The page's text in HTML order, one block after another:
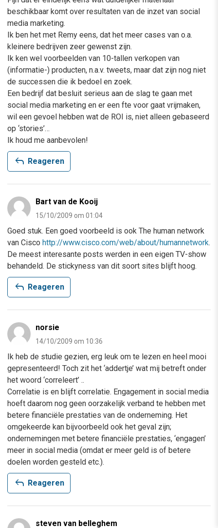
beschikbaar komt over resultaten van de inzet van social
media marketing.
Ik ben het met Remy eens, dat het meer cases van o.a.
kleinere bedrijven zeer gewenst zijn.
Ik ken wel voorbeelden van 10-tallen verkopen van
(informatie-) producten, n.a.v. tweets, maar dat zijn nog niet
de successen die ik bedoel en zoek.
Een bedrijf dat besluit serieus aan de slag te gaan met
social media marketing en er een fte voor gaat vrijmaken,
wil een gevoel hebben wat de ROI is, niet alleen gebaseerd
op ‘stories’…
Ik houd me aanbevolen!
reply Reageren
Bart van de Kooij
15/10/2009 om 01:04
Goed stuk. Een goed voorbeeld is ook The human network
van Cisco http://www.cisco.com/web/about/humannetwork.
De meest interesante posts werden in een eigen TV-show
behandeld. De stickyness van dit soort sites blijft hoog.
reply Reageren
norsie
14/10/2009 om 10:36
Ik heb de studie gezien, erg leuk om te lezen en heel mooi
gepresenteerd! Toch zit het ‘addertje’ wat mij betreft onder
het woord ‘correleert’ ..
Correlatie is en blijft correlatie. Engagement in social media
hoeft daarom nog geen oorzakelijk verband te hebben met
betere financiële prestaties van de onderneming. Het
omgekeerde kan bijvoorbeeld ook het geval zijn;
ondernemingen met betere financiële prestaties, ‘engagen’
meer in social media (omdat er meer geld is of betere
doelen worden gesteld etc.).
reply Reageren
steven van belleghem